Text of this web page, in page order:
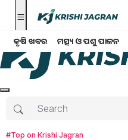
କୃଷି ଖବର ମତ୍ସ୍ୟ ଓ ପଶୁ ପାଳନ
#Top on Krishi Jagran